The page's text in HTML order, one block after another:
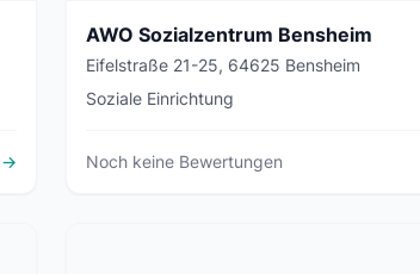
→
AWO Sozialzentrum Bensheim
Eifelstraße 21-25, 64625 Bensheim
Soziale Einrichtung
Noch keine Bewertungen